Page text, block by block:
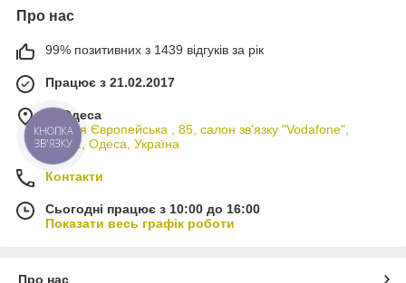
Про нас
99% позитивних з 1439 відгуків за рік
Працює з 21.02.2017
м. Одеса
вулиця Європейська , 85, салон зв'язку "Vodafone",
65012, Одеса, Україна
Контакти
Сьогодні працює з 10:00 до 16:00
Показати весь графік роботи
Про нас
КНОПКА
ЗВ'ЯЗКУ